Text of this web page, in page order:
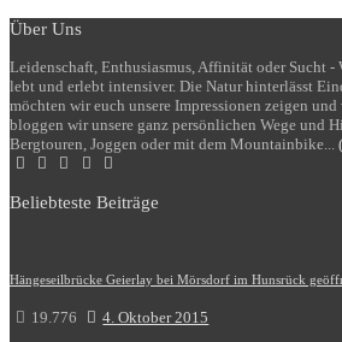
Über Uns
Leidenschaft, Enthusiasmus, Affinität oder Sucht -
lebt und erlebt intensiver. Die Natur hinterlässt
möchten wir euch unsere Impressionen zeigen
bloggen wir unsere ganz persönlichen Wege und
Bergtouren, Joggen oder mit dem Mountainbike...
Beliebteste Beiträge
Hängeseilbrücke Geierlay bei Mörsdorf im Hunsrück
19.776 4. Oktober 2015